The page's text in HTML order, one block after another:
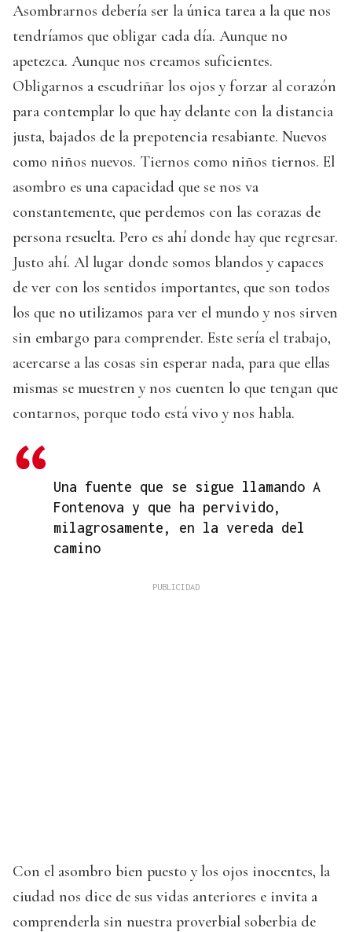
Asombrarnos debería ser la única tarea a la que nos
tendríamos que obligar cada día. Aunque no
apetezca. Aunque nos creamos suficientes.
Obligarnos a escudriñar los ojos y forzar al corazón
para contemplar lo que hay delante con la distancia
justa, bajados de la prepotencia resabiante. Nuevos
como niños nuevos. Tiernos como niños tiernos. El
asombro es una capacidad que se nos va
constantemente, que perdemos con las corazas de
persona resuelta. Pero es ahí donde hay que regresar.
Justo ahí. Al lugar donde somos blandos y capaces
de ver con los sentidos importantes, que son todos
los que no utilizamos para ver el mundo y nos sirven
sin embargo para comprender. Este sería el trabajo,
acercarse a las cosas sin esperar nada, para que ellas
mismas se muestren y nos cuenten lo que tengan que
contarnos, porque todo está vivo y nos habla.
Una fuente que se sigue llamando A
Fontenova y que ha pervivido,
milagrosamente, en la vereda del
camino
Con el asombro bien puesto y los ojos inocentes, la
ciudad nos dice de sus vidas anteriores e invita a
comprenderla sin nuestra proverbial soberbia de